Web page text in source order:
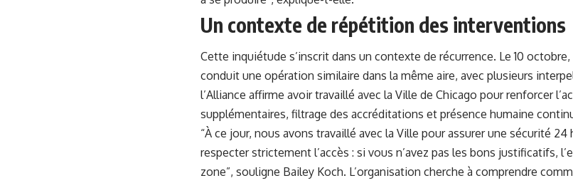
Un contexte de répétition des interventions
Cette inquiétude s’inscrit dans un contexte de récurrence. Le 10
conduit une opération similaire dans la même aire, avec plusieurs
l’Alliance affirme avoir travaillé avec la Ville de Chicago pour renforcer
supplémentaires, filtrage des accréditations et présence humaine
“À ce jour, nous avons travaillé avec la Ville pour assurer une sécurité
respecter strictement l’accès : si vous n’avez pas les bons justificatifs,
zone”, souligne Bailey Koch. L’organisation cherche à comprendre